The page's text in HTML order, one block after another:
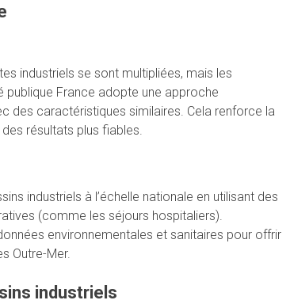
industriels se sont multipliées, mais les
publique France adopte une approche
des caractéristiques similaires. Cela renforce la
résultats plus fiables.
industriels à l’échelle nationale en utilisant des
(comme les séjours hospitaliers).
environnementales et sanitaires pour offrir
Outre-Mer.
industriels